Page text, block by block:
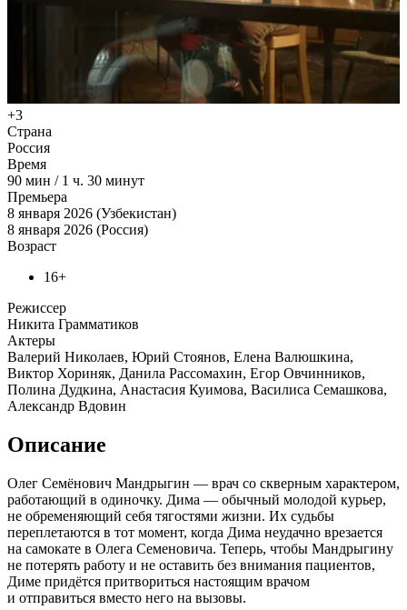
+3
Страна
Россия
Время
90 мин / 1 ч. 30 минут
Премьера
8 января 2026 (Узбекистан)
8 января 2026 (Россия)
Возраст
16+
Режиссер
Никита Грамматиков
Актеры
Валерий Николаев, Юрий Стоянов, Елена Валюшкина,
Виктор Хориняк, Данила Рассомахин, Егор Овчинников,
Полина Дудкина, Анастасия Куимова, Василиса Семашкова,
Александр Вдовин
Описание
Олег Семёнович Мандрыгин — врач со скверным характером,
работающий в одиночку. Дима — обычный молодой курьер,
не обременяющий себя тягостями жизни. Их судьбы
переплетаются в тот момент, когда Дима неудачно врезается
на самокате в Олега Семеновича. Теперь, чтобы Мандрыгину
не потерять работу и не оставить без внимания пациентов,
Диме придётся притвориться настоящим врачом
и отправиться вместо него на вызовы.